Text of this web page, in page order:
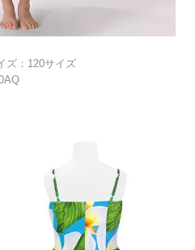
ズ：120サイズ